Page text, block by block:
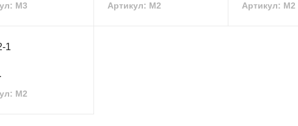
M3 Артикул: M2 Артикул: M2
M2